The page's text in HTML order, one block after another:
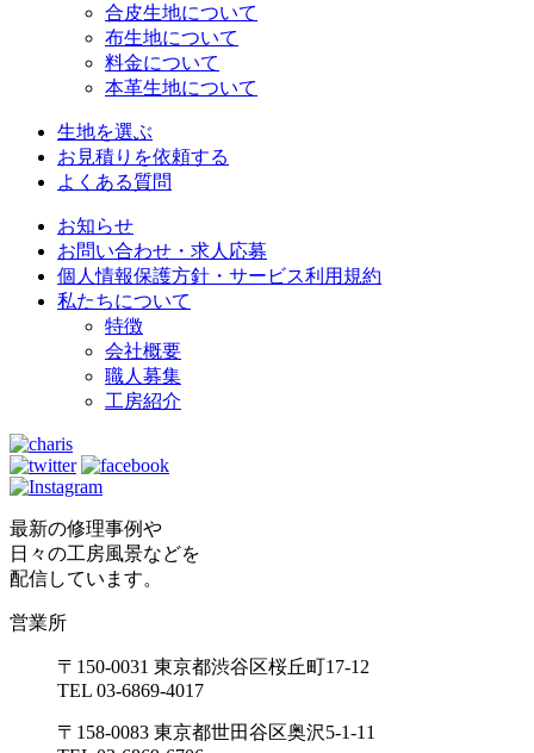
合皮生地について
布生地について
料金について
本革生地について
生地を選ぶ
お見積りを依頼する
よくある質問
お知らせ
お問い合わせ・求人応募
個人情報保護方針・サービス利用規約
私たちについて
特徴
会社概要
職人募集
工房紹介
最新の修理事例や
日々の工房風景などを
配信しています。
営業所
〒150-0031 東京都渋谷区桜丘町17-12
TEL 03-6869-4017
〒158-0083 東京都世田谷区奥沢5-1-11